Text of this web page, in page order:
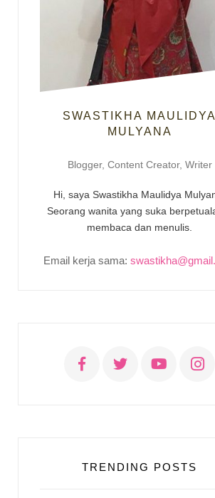
SWASTIKHA MAULIDYA
MULYANA
Blogger, Content Creator, Writer
Hi, saya Swastikha Maulidya
Seorang wanita yang suka
membaca dan menulis.
Email kerja sama:
TRENDING POSTS